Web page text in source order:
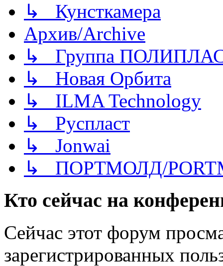
↳ Кунсткамера
Архив/Archive
↳ Группа
↳ Новая Орбита
↳ ILMA Technology
↳ Руспласт
↳ Jonwai
↳ ПОРТМОЛД/
Кто сейчас на
Сейчас этот форум
зарегистрированных